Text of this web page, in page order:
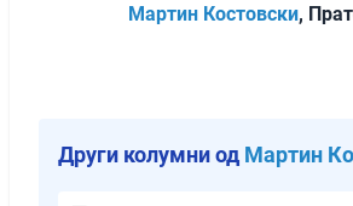
Мартин Костовски,
Други колумни од Мартин